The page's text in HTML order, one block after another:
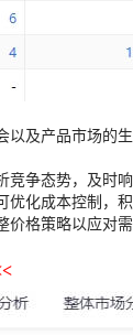
以及产品市场的生
竞争态势，及时响
优化成本控制，积
价格策略以应对需